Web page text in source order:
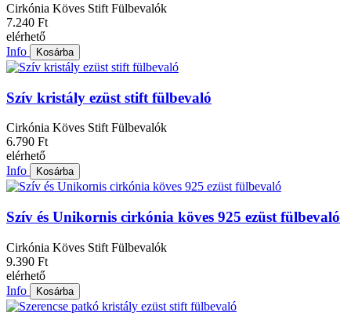
Cirkónia Köves Stift Fülbevalók
7.240 Ft
elérhető
Info
Kosárba
Szív kristály ezüst stift fülbevaló
Cirkónia Köves Stift Fülbevalók
6.790 Ft
elérhető
Info
Kosárba
Szív és Unikornis cirkónia köves 925 ezüst fülbevaló
Cirkónia Köves Stift Fülbevalók
9.390 Ft
elérhető
Info
Kosárba